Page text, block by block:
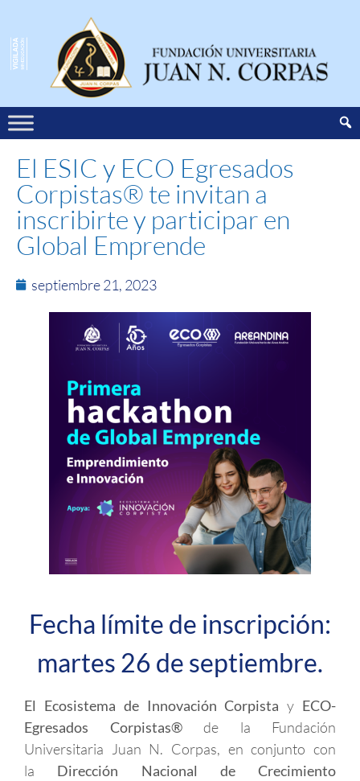
El ESIC y ECO Egresados
Corpistas® te invitan a
inscribirte y participar en
Global Emprende
septiembre 21, 2023
Fecha límite de inscripción:
martes 26 de septiembre.
El Ecosistema de Innovación Corpistay ECO-
Egresados Corpistas®de la Fundación
Universitaria Juan N. Corpas, en conjunto con
la Dirección Nacional de Crecimiento